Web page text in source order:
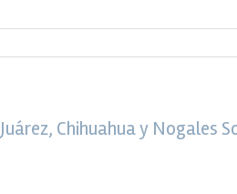
Chihuahua y Nogales